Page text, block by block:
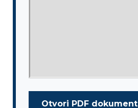
Otvori PDF dokument